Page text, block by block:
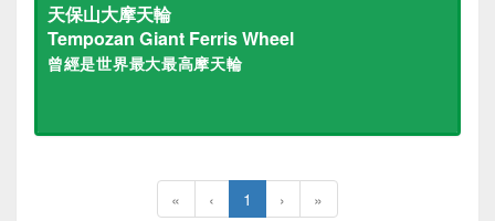
天保山大摩天輪
Tempozan Giant Ferris Wheel
曾經是世界最大最高摩天輪
« ‹ 1 › »